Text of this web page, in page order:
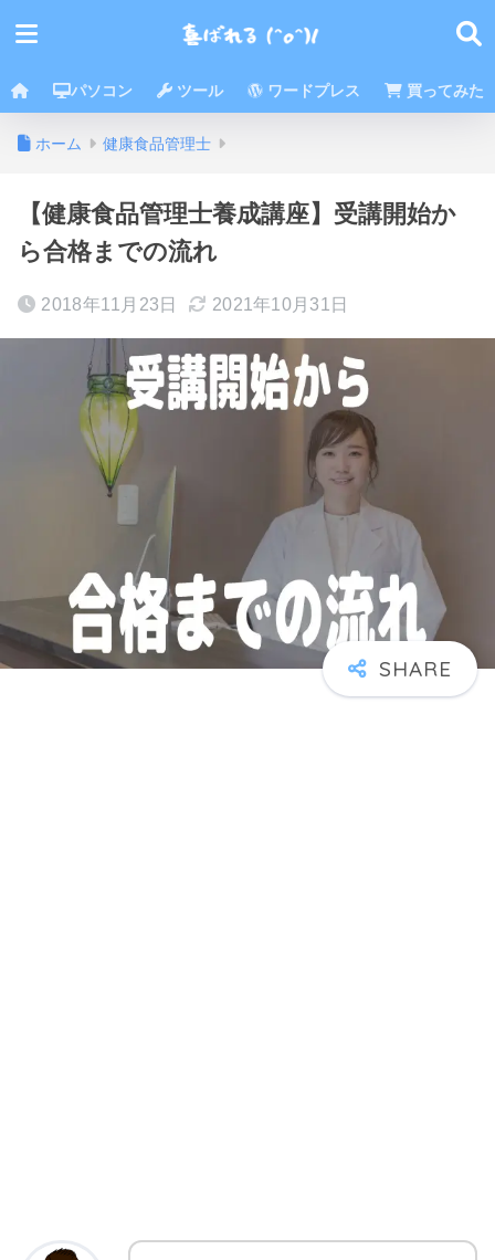
パソコン ツール ワードプレス 買ってみた
ホーム 健康食品管理士
【健康食品管理士養成講座】受講開始か
ら合格までの流れ
2018年11月23日 2021年10月31日